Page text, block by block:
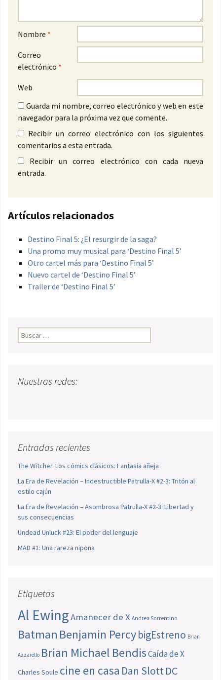
Nombre *
Correo
electrónico *
Web
Guarda mi nombre, correo electrónico y web en este
navegador para la próxima vez que comente.
Recibir un correo electrónico con los siguientes
comentarios a esta entrada.
Recibir un correo electrónico con cada nueva
entrada.
Artículos relacionados
Destino Final 5: ¿El resurgir de la saga?
Una promo muy musical para ‘Destino Final 5’
Otro cartel más para ‘Destino Final 5’
Nuevo cartel de ‘Destino Final 5’
Trailer de ‘Destino Final 5’
Buscar:
Nuestras redes:
Entradas recientes
The Witcher. Los cómics clásicos: Fantasía añeja
La Era de Revelación – Indestructible Patrulla-X #2-3: Tritón al
estilo cajún
La Era de Revelación – Asombrosa Patrulla-X #2-3: Libertad y
sus consecuencias
Undead Unluck #23: El poder del lenguaje
MAD #1: Una rareza nipona
Etiquetas
Al EwingAmanecer de X Andrea Sorrentino
Batman Benjamin PercybigEstreno Brian
Azzarello Brian Michael BendisCaída de X
Charles Soule cine en casa Dan SlottDC